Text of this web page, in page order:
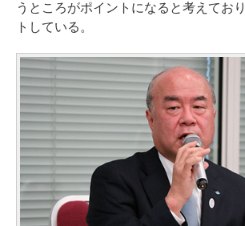
うところがポイントになると考えてお
トしている。